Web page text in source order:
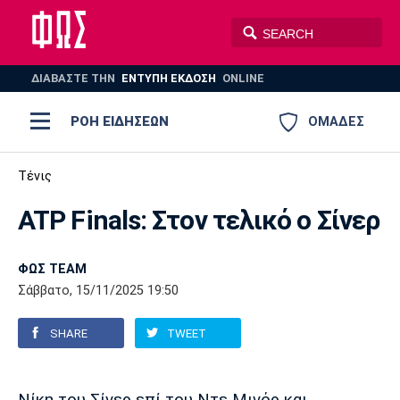
ΔΙΑΒΑΣΤΕ THN ΕΝΤΥΠΗ ΕΚΔΟΣΗ ONLINE
ΟΜΑΔΕΣ
ΡΟΗ ΕΙΔΗΣΕΩΝ
AUTO-MOTO PLUS
Ποδόσφαιρο
Super League 1
Super League 2
Ελλάδα
Μπάσκετ
Ελλάδα
EuroLeague
Ολυμπιακοί Αγώνες
ΠόλοΠαναθηναϊκός Ατρόμητος
Τένις
ATP Finals: Στον τελικό ο Σίνερ
ΦΩΣ TEAM
Σάββατο, 15/11/2025 19:50
SHARE TWEET